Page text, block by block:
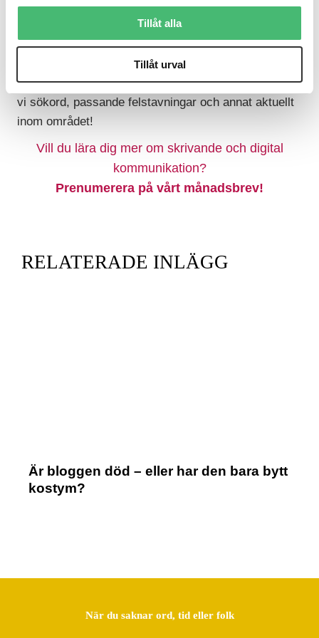
Tillåt alla
Tillåt urval
använda det och nu går det snabbare än någonsin.
Vill ni veta mer om hur Google tänker, eller behöver
ni hjälp att sökmotoroptimera era texter? Hör av dig
till oss påhej@stockholmsskrivbyra.seså diskuterar
vi sökord, passande felstavningar och annat aktuellt
inom området!
Vill du lära dig mer om skrivande och digital
kommunikation?
Prenumerera på vårt månadsbrev!
RELATERADE INLÄGG
Är bloggen död – eller har den bara bytt
kostym?
När du saknar ord, tid eller folk